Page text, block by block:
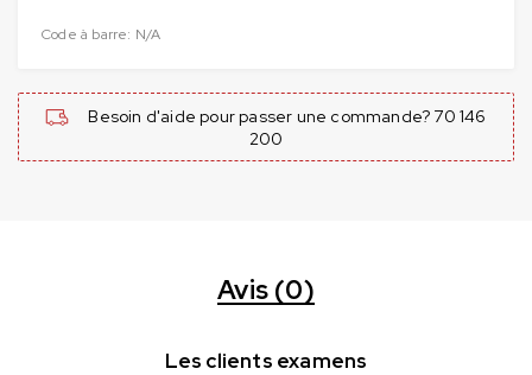
Code à barre: N/A
Besoin d'aide pour passer une commande? 70 146
200
Avis (0)
Les clients examens